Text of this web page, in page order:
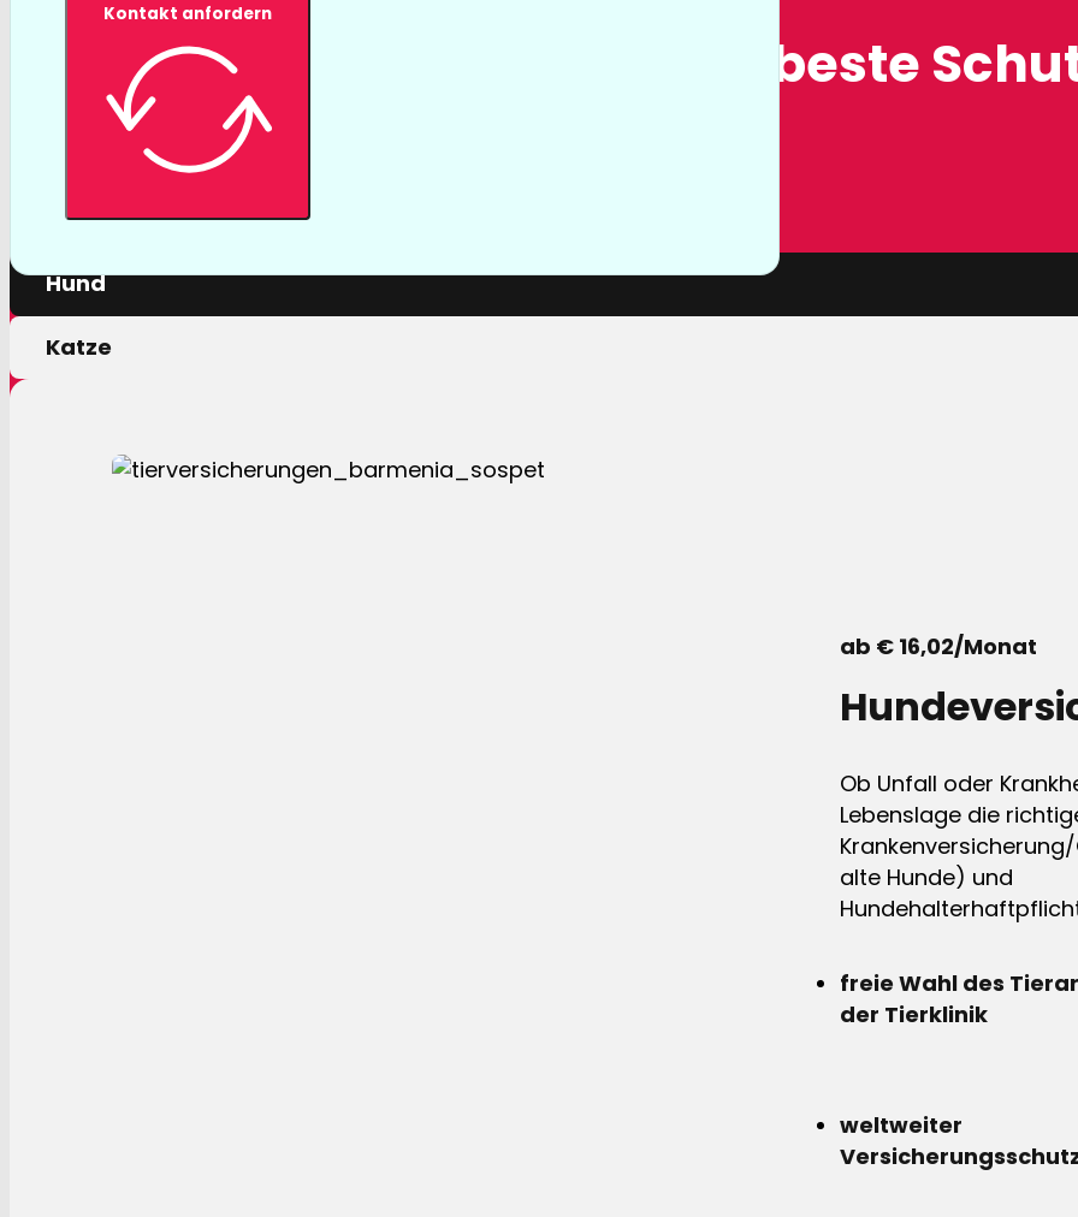
Kontakt anfordern
Tierversicherung, der beste
Mit einer Tierversicherung der Barmenia profitieren sie nicht
nur von erstklassigen Leistungen, sondern auch von unserer
persönlichen Motivation.
Hund
Katze
ab € 16,02/Monat
Ob Unfall oder
Lebenslage die
alte Hunde) und
freie Wahl des
der Tierklinik
weltweiter